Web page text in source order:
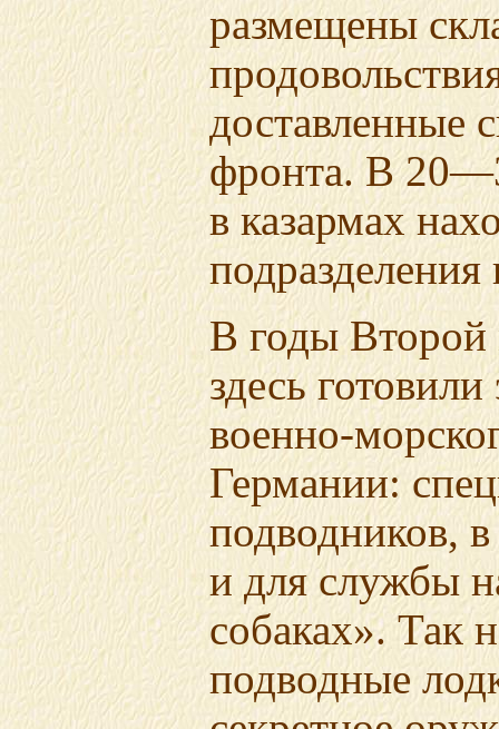
размещены
доставленные
фронта. В
в казармах
В годы
здесь готовили
военно-
Германии:
подводников,
и для службы
собаках». Так
подводные